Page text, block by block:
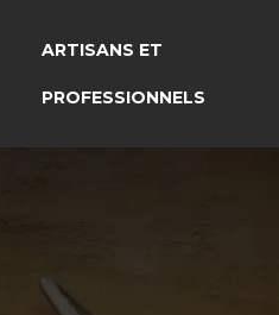
ARTISANS ET
PROFESSIONNELS